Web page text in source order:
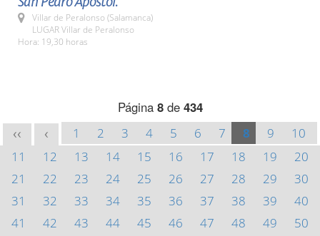
Villar de Peralonso (Salamanca)
LUGAR Villar de Peralonso
Hora: 19,30 horas
Página 8de 434
<< < 1 2 3 4 5 6 7 8 9
10
11
12 13 14 15 16 17 18 19
20
21
22 23 24 25 26 27 28 29
30
31
32 33 34 35 36 37 38 39
40
41
42 43 44 45 46 47 48 49
50